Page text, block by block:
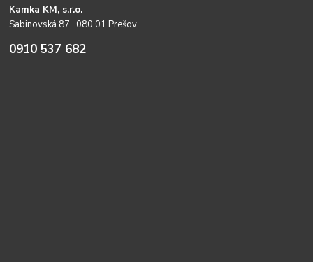
Kamka KM, s.r.o.
Sabinovská 87, 080 01 Prešov
0910 537 682